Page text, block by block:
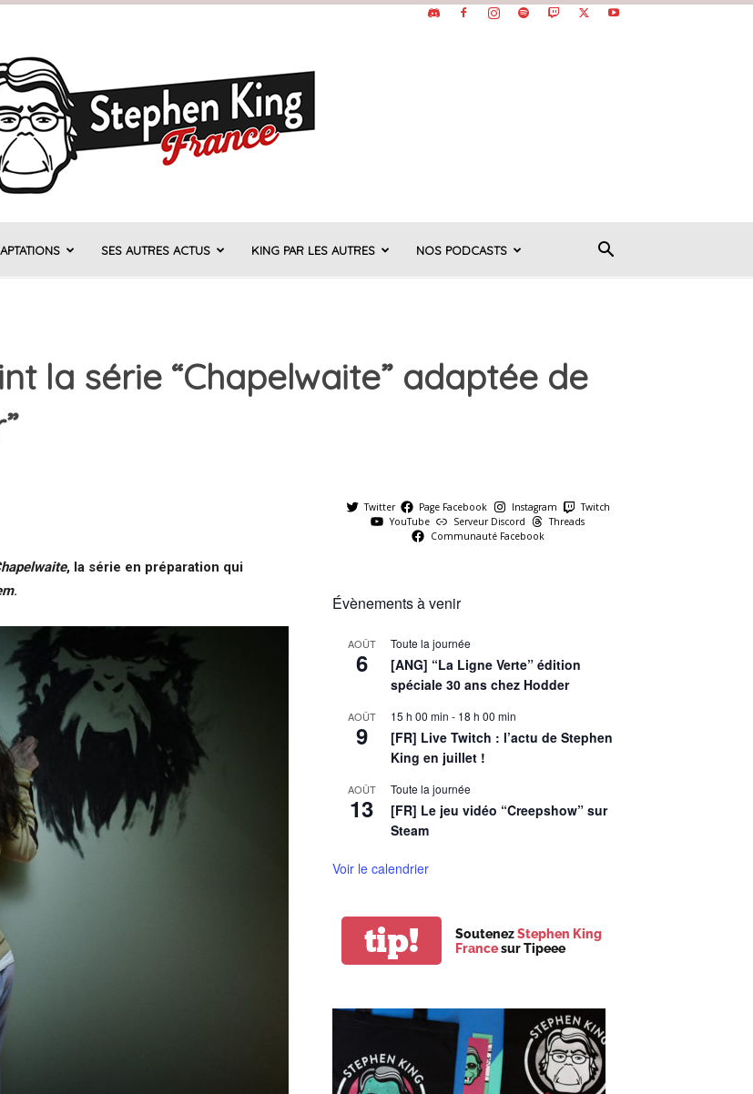
Stephen
King
SES AUTRES ACTUS KING PAR LES AUTRES NOS PODCASTS
la série “Chapelwaite” adaptée de
, la série en préparation qui
.
Twitter Page Facebook Instagram
Twitch
YouTube
Serveur Discord
Threads
Communauté Facebook
Évènements à venir
AOÛT
6
Toute la journée
[ANG] “La Ligne Verte” édition
spéciale 30 ans chez Hodder
AOÛT
9
15 h 00 min - 18 h 00 min
[FR] Live Twitch : l’actu de Stephen
King en juillet !
AOÛT
13
Toute la journée
[FR] Le jeu vidéo “Creepshow” sur
Steam
Voir le calendrier
tip! SoutenezStephen King
Francesur Tipeee